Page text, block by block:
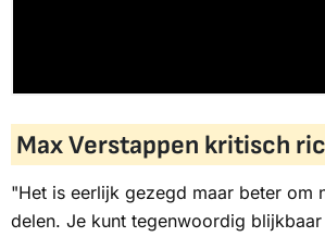
Max Verstappen kritisch
"Het is eerlijk gezegd maar beter om
delen. Je kunt tegenwoordig